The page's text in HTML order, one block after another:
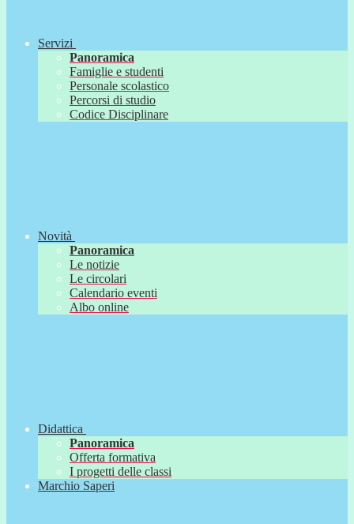
Servizi
Panoramica
Famiglie e studenti
Personale scolastico
Percorsi di studio
Codice Disciplinare
Novità
Panoramica
Le notizie
Le circolari
Calendario eventi
Albo online
Didattica
Panoramica
Offerta formativa
I progetti delle classi
Marchio Saperi